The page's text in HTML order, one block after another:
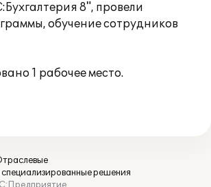
8", провели
обучение сотрудников
1 рабочее место.
специализированные решения